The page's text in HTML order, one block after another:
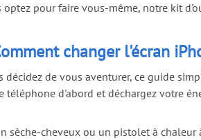
optez pour faire vous-même, notre kit
changer l'écran
de vous aventurer, ce guide
téléphone d'abord et déchargez votre
sèche-cheveux ou un pistolet à